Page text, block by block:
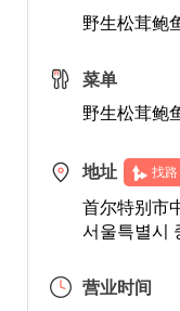
野生松茸鲍
菜单
野生松茸鲍
地址 找路
首尔特别市
서울특별시
营业时间